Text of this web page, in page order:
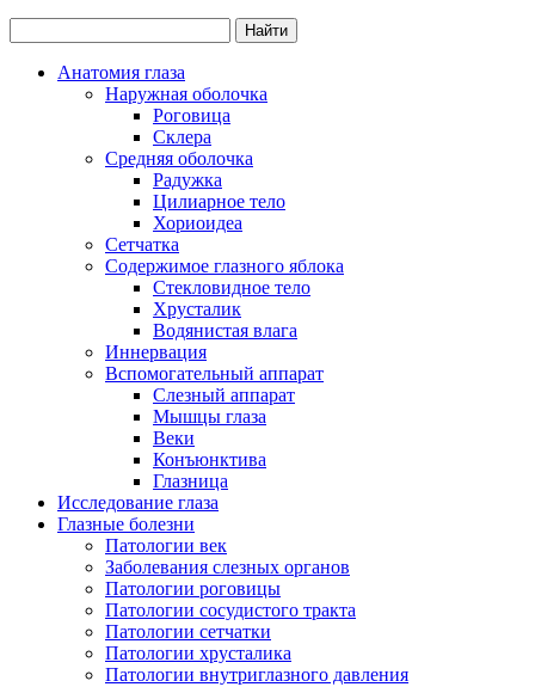
Анатомия глаза
Наружная оболочка
Роговица
Склера
Средняя оболочка
Радужка
Цилиарное тело
Хориоидеа
Сетчатка
Содержимое глазного яблока
Стекловидное тело
Хрусталик
Водянистая влага
Иннервация
Вспомогательный аппарат
Слезный аппарат
Мышцы глаза
Веки
Конъюнктива
Глазница
Исследование глаза
Глазные болезни
Патологии век
Заболевания слезных органов
Патологии роговицы
Патологии сосудистого тракта
Патологии сетчатки
Патологии хрусталика
Патологии внутриглазного давления